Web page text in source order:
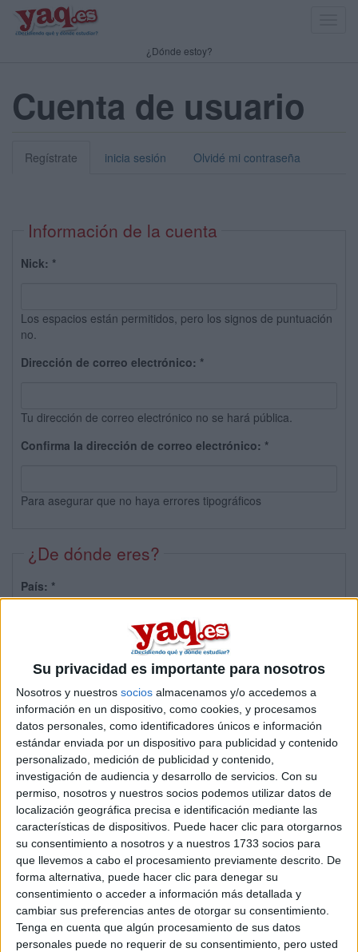
Su privacidad es importante para nosotros
Nosotros y nuestros socios almacenamos y/o accedemos a
información en un dispositivo, como cookies, y procesamos
datos personales, como identificadores únicos e información
estándar enviada por un dispositivo para publicidad y contenido
personalizado, medición de publicidad y contenido,
investigación de audiencia y desarrollo de servicios. Con su
permiso, nosotros y nuestros socios podemos utilizar datos de
localización geográfica precisa e identificación mediante las
características de dispositivos. Puede hacer clic para otorgarnos
su consentimiento a nosotros y a nuestros 1733 socios para
que llevemos a cabo el procesamiento previamente descrito. De
forma alternativa, puede hacer clic para denegar su
consentimiento o acceder a información más detallada y
cambiar sus preferencias antes de otorgar su consentimiento.
Tenga en cuenta que algún procesamiento de sus datos
personales puede no requerir de su consentimiento, pero usted
¿Dónde estoy?
Cuenta de usuario
Regístrate inicia sesión Olvidé mi contraseña
Información de la cuenta
Nick: *
Los espacios están permitidos, pero los signos de puntuación
no.
Dirección de correo electrónico: *
Tu dirección de correo electrónico no se hará pública.
Confirma la dirección de correo electrónico: *
Para asegurar que no haya errores tipográficos
¿De dónde eres?
País: *
Sobre ti
Soy:*
Chico
Chica
¿En qué año terminas (o terminaste) bachillerato o FP?
Soy estudiante de:*